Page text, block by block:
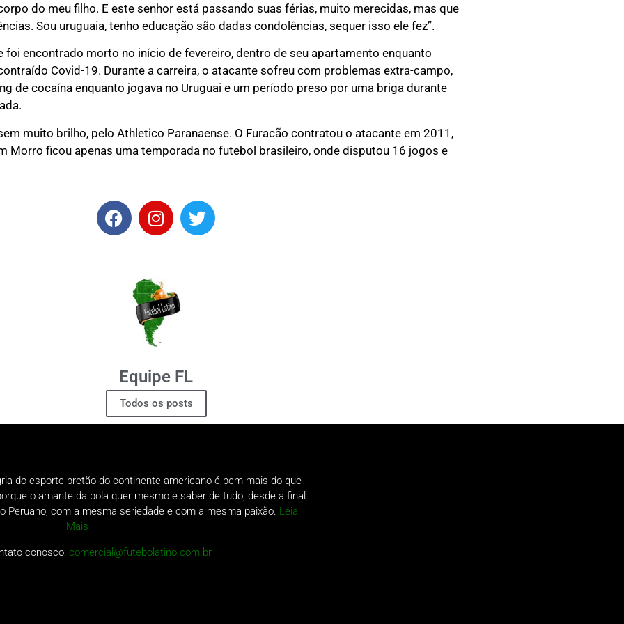
do meu filho. E este senhor está passando suas férias, muito merecidas, mas que
Sou uruguaia, tenho educação são dadas condolências, sequer isso ele fez”.
foi encontrado morto no início de fevereiro, dentro de seu apartamento enquanto
Covid-19. Durante a carreira, o atacante sofreu com problemas extra-campo,
de cocaína enquanto jogava no Uruguai e um período preso por uma briga durante
muito brilho, pelo Athletico Paranaense. O Furacão contratou o atacante em 2011,
Morro ficou apenas uma temporada no futebol brasileiro, onde disputou 16 jogos e
Equipe FL
Todos os posts
do esporte bretão do continente americano é bem mais do que
o amante da bola quer mesmo é saber de tudo, desde a final
Peruano, com a mesma seriedade e com a mesma paixão. Leia
Mais
conosco:comercial@futebolatino.com.br